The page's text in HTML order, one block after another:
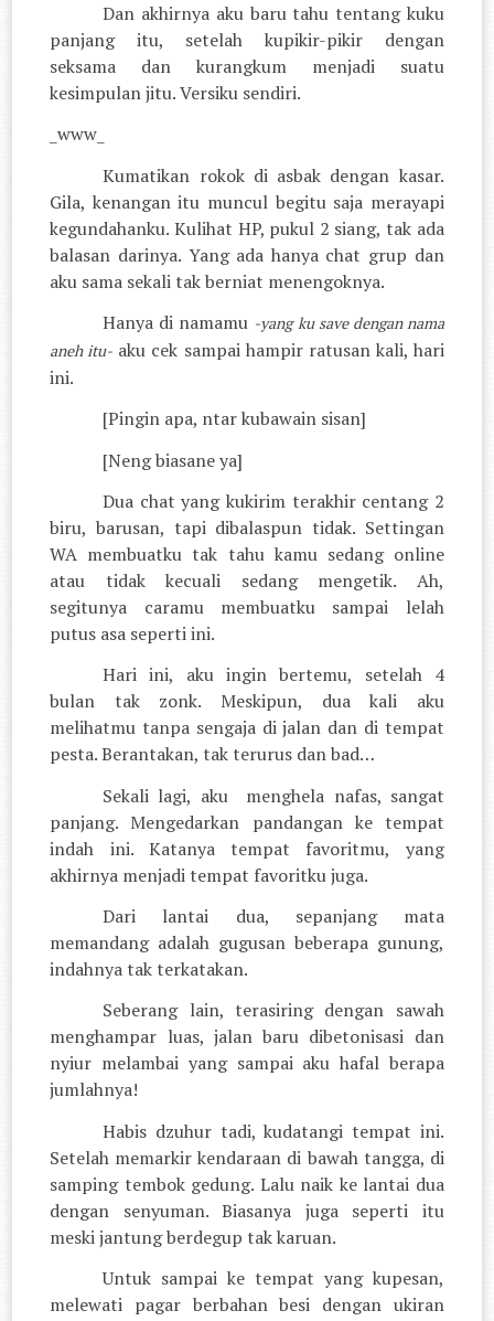
Dan akhirnya aku baru tahu tentang kuku
panjang itu, setelah kupikir-pikir dengan
seksama dan kurangkum menjadi suatu
kesimpulan jitu. Versiku sendiri.
_www_
Kumatikan rokok di asbak dengan kasar.
Gila, kenangan itu muncul begitu saja merayapi
kegundahanku. Kulihat HP, pukul 2 siang, tak ada
balasan darinya. Yang ada hanya chat grup dan
aku sama sekali tak berniat menengoknya.
Hanya di namamu -yang ku save dengan nama
aneh itu- aku cek sampai hampir ratusan kali, hari
ini.
[Pingin apa, ntar kubawain sisan]
[Neng biasane ya]
Dua chat yang kukirim terakhir centang 2
biru, barusan, tapi dibalaspun tidak. Settingan
WA membuatku tak tahu kamu sedang online
atau tidak kecuali sedang mengetik. Ah,
segitunya caramu membuatku sampai lelah
putus asa seperti ini.
Hari ini, aku ingin bertemu, setelah 4
bulan tak zonk. Meskipun, dua kali aku
melihatmu tanpa sengaja di jalan dan di tempat
pesta. Berantakan, tak terurus dan bad…
Sekali lagi, aku
menghela nafas, sangat
panjang. Mengedarkan pandangan ke tempat
indah ini. Katanya tempat favoritmu, yang
akhirnya menjadi tempat favoritku juga.
Dari lantai dua, sepanjang mata
memandang adalah gugusan beberapa gunung,
indahnya tak terkatakan.
Seberang lain, terasiring dengan sawah
menghampar luas, jalan baru dibetonisasi dan
nyiur melambai yang sampai aku hafal berapa
jumlahnya!
Habis dzuhur tadi, kudatangi tempat ini.
Setelah memarkir kendaraan di bawah tangga, di
samping tembok gedung. Lalu naik ke lantai dua
dengan senyuman. Biasanya juga seperti itu
meski jantung berdegup tak karuan.
Untuk sampai ke tempat yang kupesan,
melewati pagar berbahan besi dengan ukiran